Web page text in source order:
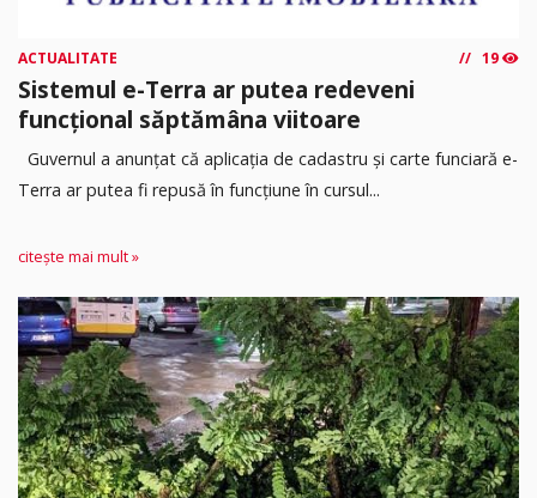
ACTUALITATE 19
Sistemul e-Terra ar putea redeveni
funcțional săptămâna viitoare
Guvernul a anunțat că aplicația de cadastru și carte funciară e-
Terra ar putea fi repusă în funcțiune în cursul...
citește mai mult »